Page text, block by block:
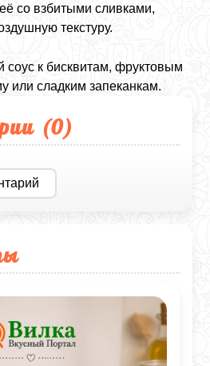
со взбитыми сливками,
текстуру.
соус к бисквитам, фруктовым
или сладким запеканкам.
(0)